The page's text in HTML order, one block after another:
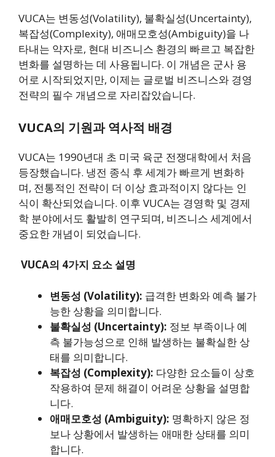
VUCA는 변동성(Volatility), 불확실성(Uncertainty),
복잡성(Complexity), 애매모호성(Ambiguity)을 나
타내는 약자로, 현대 비즈니스 환경의 빠르고 복잡한
변화를 설명하는 데 사용됩니다. 이 개념은 군사 용
어로 시작되었지만, 이제는 글로벌 비즈니스와 경영
전략의 필수 개념으로 자리잡았습니다.
VUCA의 기원과 역사적 배경
VUCA는 1990년대 초 미국 육군 전쟁대학에서 처음
등장했습니다. 냉전 종식 후 세계가 빠르게 변화하
며, 전통적인 전략이 더 이상 효과적이지 않다는 인
식이 확산되었습니다. 이후 VUCA는 경영학 및 경제
학 분야에서도 활발히 연구되며, 비즈니스 세계에서
중요한 개념이 되었습니다.
VUCA의 4가지 요소 설명
변동성 (Volatility): 급격한 변화와 예측 불가
능한 상황을 의미합니다.
불확실성 (Uncertainty): 정보 부족이나 예
측 불가능성으로 인해 발생하는 불확실한 상
태를 의미합니다.
복잡성 (Complexity): 다양한 요소들이 상호
작용하여 문제 해결이 어려운 상황을 설명합
니다.
애매모호성 (Ambiguity): 명확하지 않은 정
보나 상황에서 발생하는 애매한 상태를 의미
합니다.